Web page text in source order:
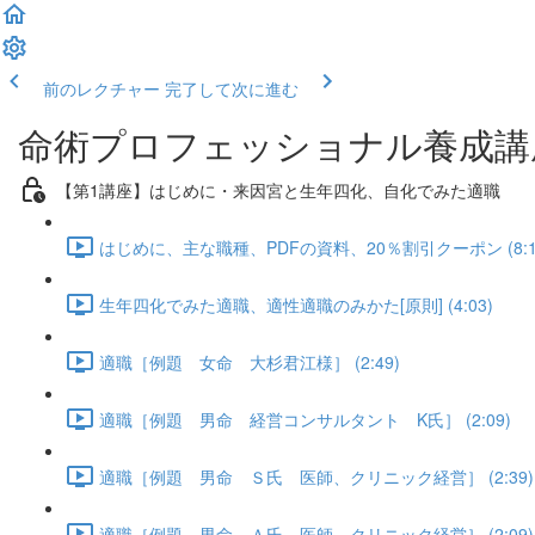
前のレクチャー 完了して次に進む
命術プロフェッショナル養成
【第1講座】はじめに・来因宮と生年四化、自化でみた適職
はじめに、主な職種、PDFの資料、20％割引クーポン
生年四化でみた適職、適性適職のみかた[原則] (4:03)
適職［例題 女命 大杉君江様］ (2:49)
適職［例題 男命 経営コンサルタント K氏］ (2:09)
適職［例題 男命 Ｓ氏 医師、クリニック経営］ (2:39)